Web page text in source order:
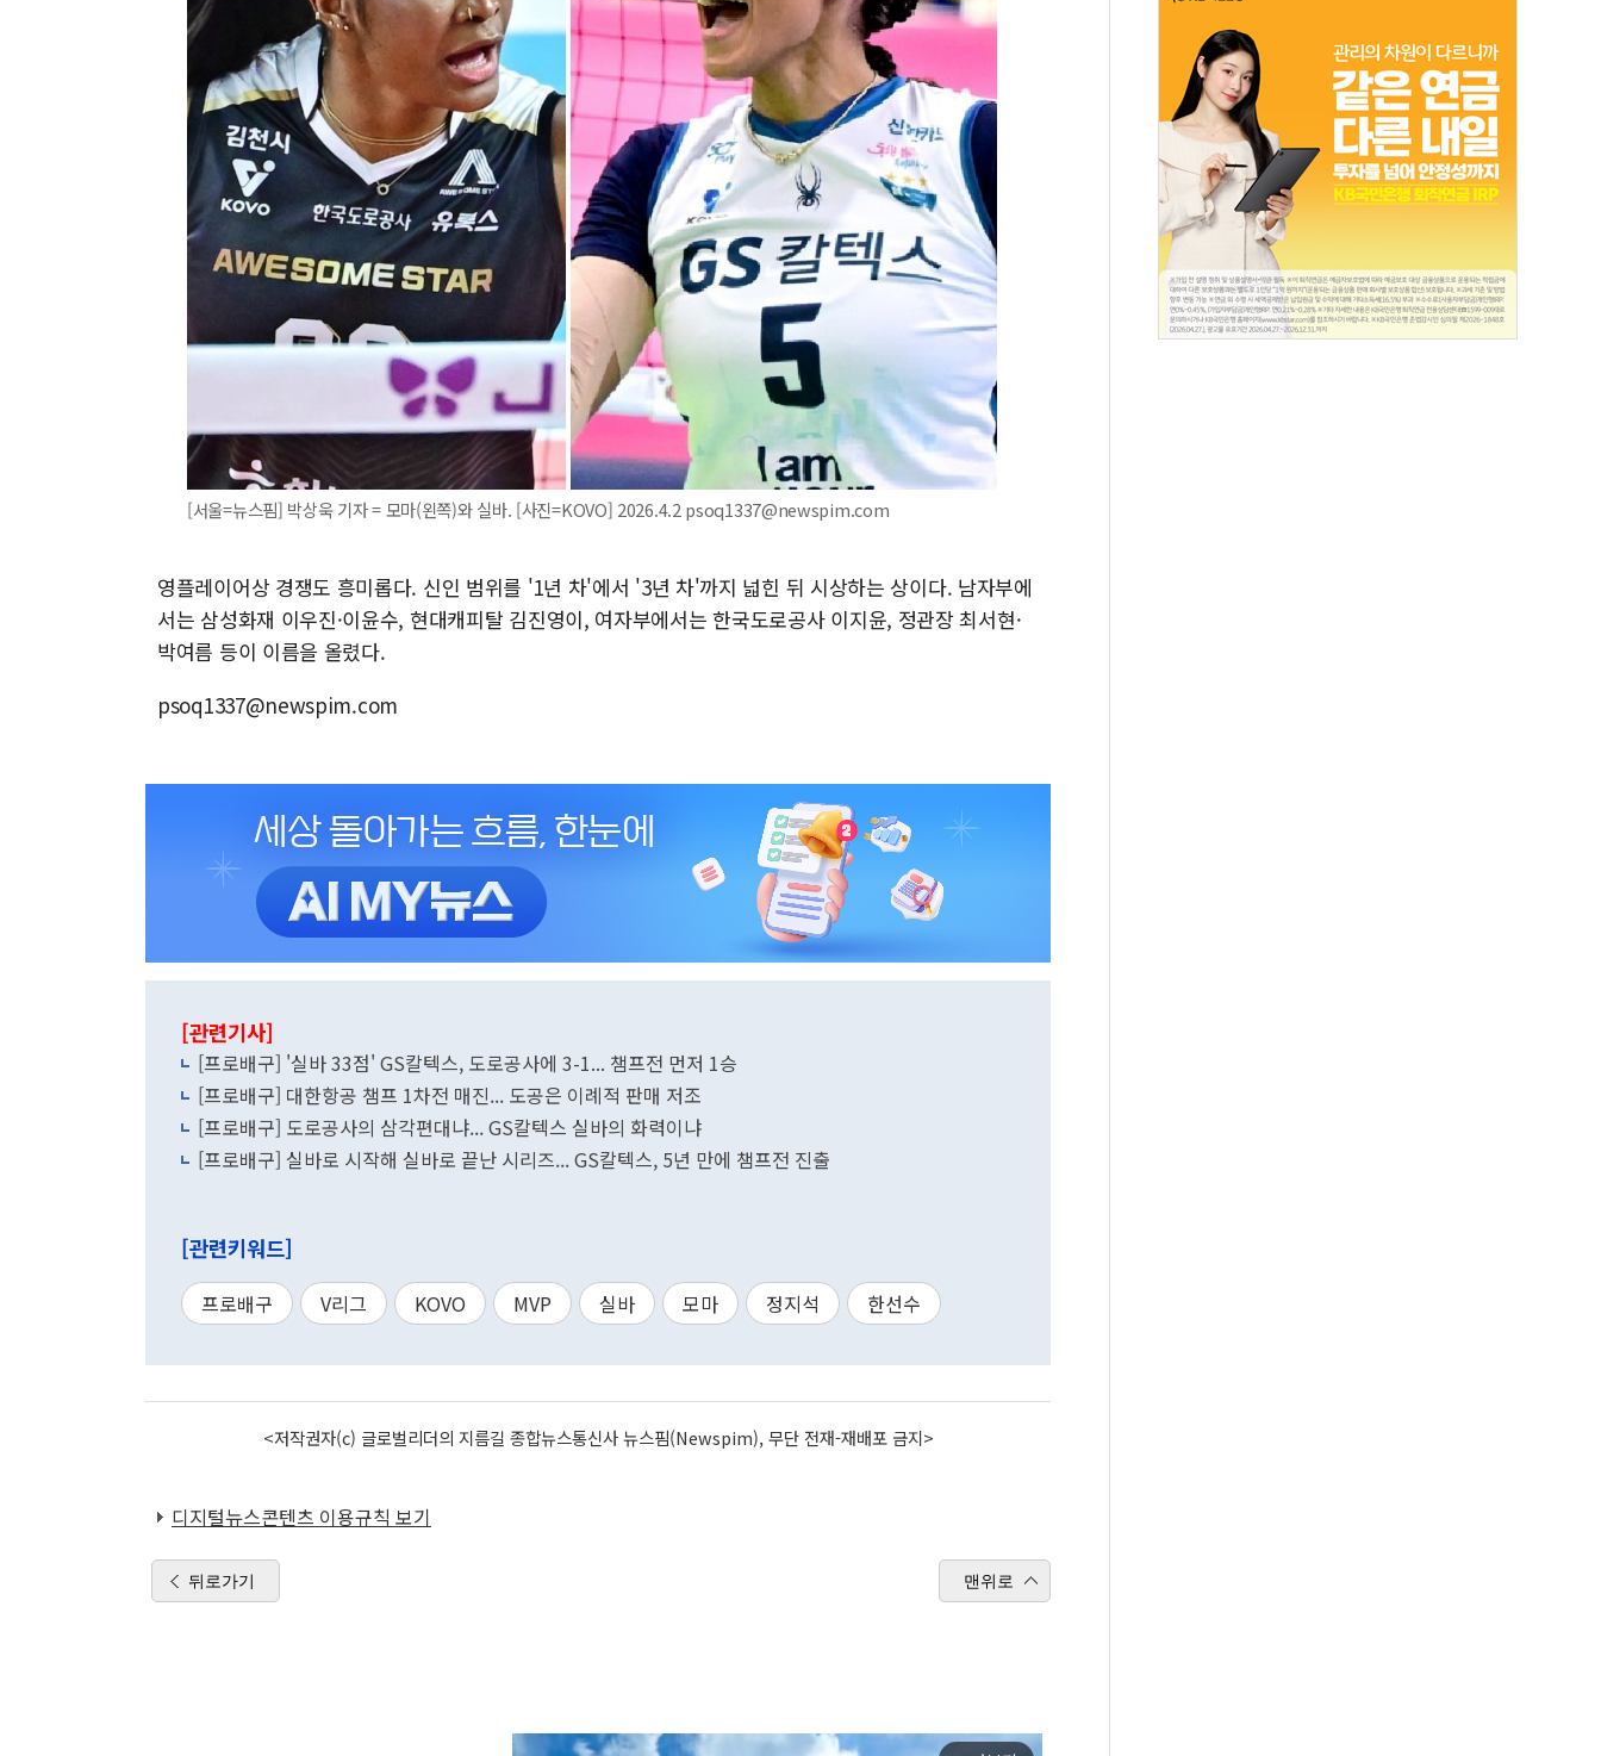
[서울=뉴스핌] 박상욱 기자 = 모마(왼쪽)와 실바. [사진=KOVO] 2026.4.2 psoq1337@newspim.com
영플레이어상 경쟁도 흥미롭다. 신인 범위를 '1년 차'에서 '3년 차'까지 넓힌 뒤 시상하는 상이다. 남자부에
서는 삼성화재 이우진·이윤수, 현대캐피탈 김진영이, 여자부에서는 한국도로공사 이지윤, 정관장 최서현·
박여름 등이 이름을 올렸다.
psoq1337@newspim.com
[관련기사]
[프로배구] '실바 33점' GS칼텍스, 도로공사에 3-1... 챔프전 먼저 1승
[프로배구] 대한항공 챔프 1차전 매진... 도공은 이례적 판매 저조
[프로배구] 도로공사의 삼각편대냐... GS칼텍스 실바의 화력이냐
[프로배구] 실바로 시작해 실바로 끝난 시리즈... GS칼텍스, 5년 만에 챔프전 진출
[관련키워드]
프로배구 V리그 KOVO MVP 실바 모마 정지석 한선수
<저작권자(c) 글로벌리더의 지름길 종합뉴스통신사 뉴스핌(Newspim), 무단 전재-재배포 금지>
디지털뉴스콘텐츠 이용규칙 보기
뒤로가기 맨위로